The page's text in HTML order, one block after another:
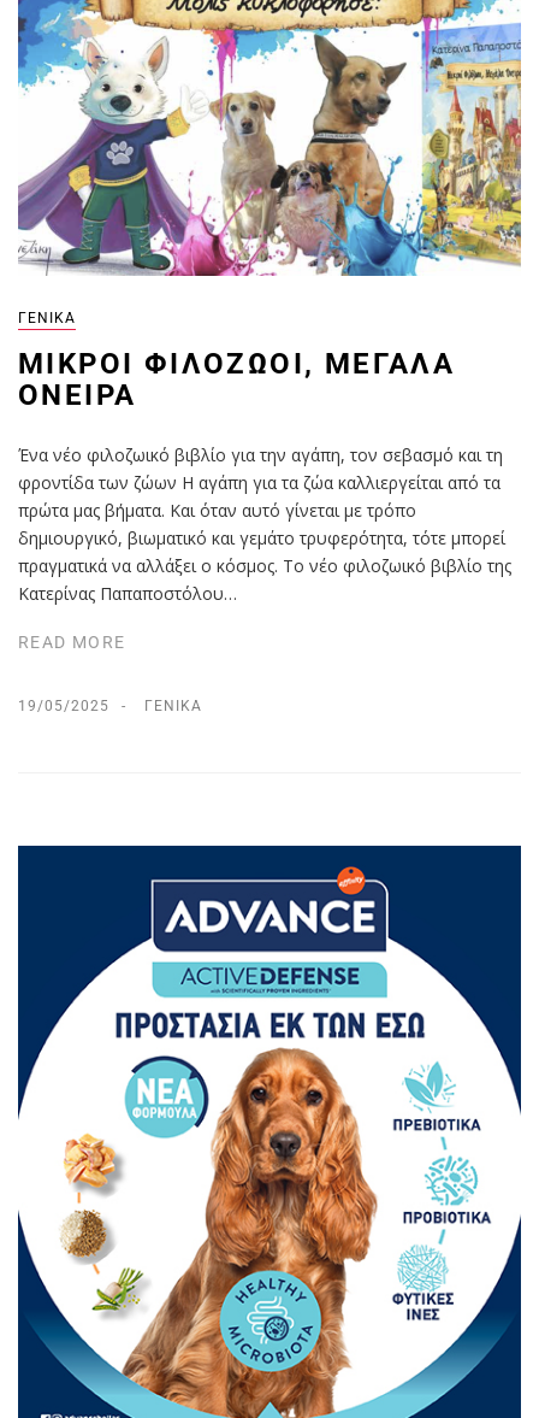
ΓΕΝΙΚΆ
ΜΙΚΡΟΊ ΦΙΛΌΖΩΟΙ, ΜΕΓΆΛΑ
ΌΝΕΙΡΑ
Ένα νέο φιλοζωικό βιβλίο για την αγάπη, τον σεβασμό και τη
φροντίδα των ζώων Η αγάπη για τα ζώα καλλιεργείται από τα
πρώτα μας βήματα. Και όταν αυτό γίνεται με τρόπο
δημιουργικό, βιωματικό και γεμάτο τρυφερότητα, τότε μπορεί
πραγματικά να αλλάξει ο κόσμος. Το νέο φιλοζωικό βιβλίο της
Κατερίνας Παπαποστόλου…
READ MORE
19/05/2025 ΓΕΝΙΚΆ